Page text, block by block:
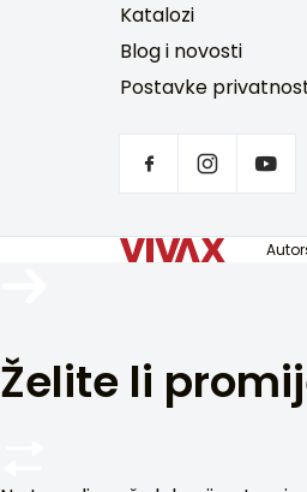
Katalozi
Blog i novosti
Postavke
Želite li